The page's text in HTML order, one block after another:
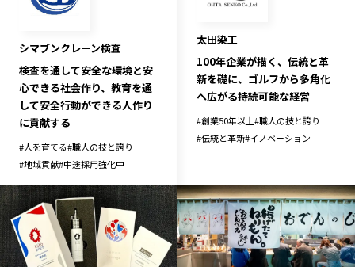
シマブンクレーン検査
検査を通して安全な環境と安
心できる社会作り、教育を通
して安全行動ができる人作り
に貢献する
#人を育てる#職人の技と誇り
#地域貢献#中途採用強化中
太田染工
100年企業が描く、伝統と革
新を礎に、ゴルフから多角化
へ広がる持続可能な経営
#創業50年以上#職人の技と誇り
#伝統と革新#イノベーション